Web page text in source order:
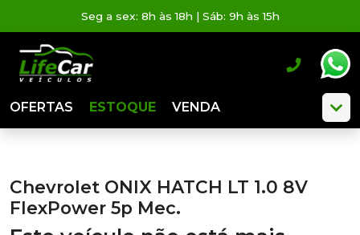
Seg a sex: 8h às 18h | Sáb: 9h às 15h
OFERTAS ESTOQUE VENDA
Chevrolet ONIX HATCH LT 1.0 8V
FlexPower 5p Mec.